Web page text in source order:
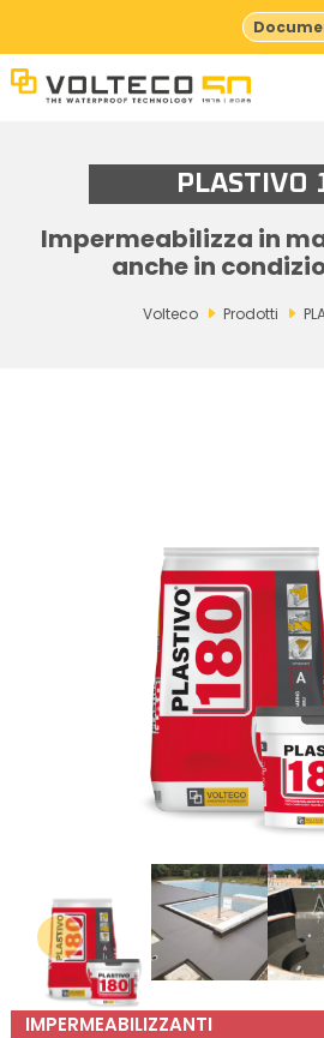
PLASTIVO
Impermeabilizza in
anche in
Volteco Prodotti
IMPERMEABILIZZANTI